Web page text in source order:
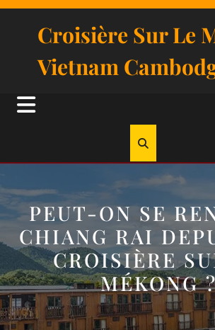
Skip
contentCroisière Sur Le
Vietnam
Button
PEUT-ON SE
CHIANG RAI
CROISIÈRE
MÉKONG